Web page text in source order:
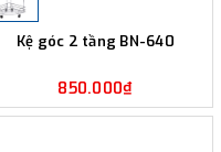
Kệ góc 2 tầng BN-640
850.000₫